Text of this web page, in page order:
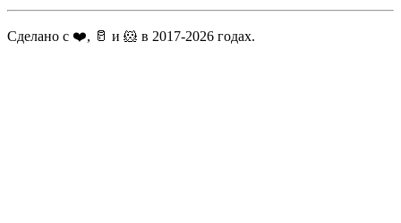
Сделано с ❤️, 🥛 и 🐹 в 2017-2026 годах.